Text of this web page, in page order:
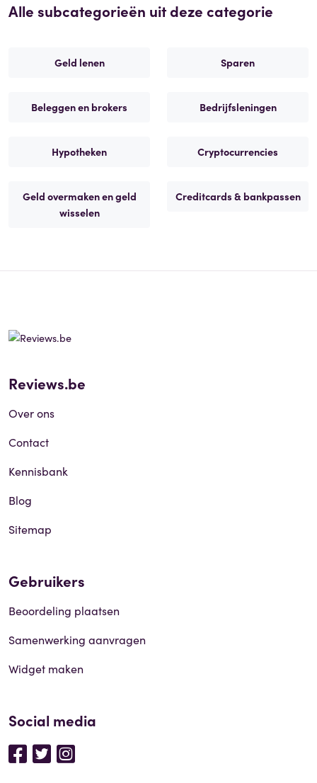
Alle subcategorieën uit deze categorie
Geld lenen Sparen
Beleggen en brokers Bedrijfsleningen
Hypotheken Cryptocurrencies
Geld overmaken en geld
wisselen
Creditcards & bankpassen
Reviews.be
Over ons
Contact
Kennisbank
Blog
Sitemap
Gebruikers
Beoordeling plaatsen
Samenwerking aanvragen
Widget maken
Social media